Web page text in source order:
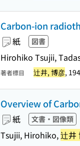
Carbon-ion
紙 図書
Hirohiko Tsujii,
著者標目 辻井, 博彦,
Overview of
紙 文書・図像類
Tsujii, Hirohiko,辻井